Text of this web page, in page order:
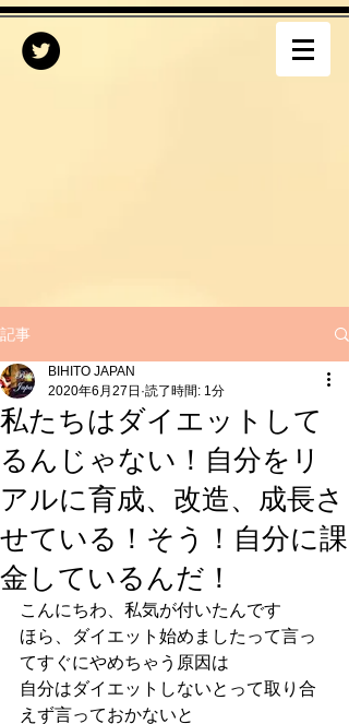
記事
私たちはダイエットして
るんじゃない！自分をリ
アルに育成、改造、成長さ
せている！そう！自分に課
金しているんだ！
BIHITO JAPAN
2020年6月27日 読了時間: 1分
こんにちわ、私気が付いたんです
ほら、ダイエット始めましたって言っ
てすぐにやめちゃう原因は
自分はダイエットしないとって取り合
えず言っておかないと